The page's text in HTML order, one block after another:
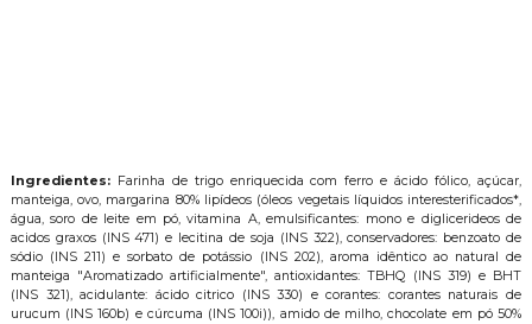
Ingredientes:Farinha de trigo enriquecida com ferro e ácido fólico, açúcar,
manteiga, ovo, margarina 80% lipídeos (óleos vegetais líquidos interesterificados*,
gua, soro de leite em pó, vitamina A, emulsificantes: mono e diglicerideos de
acidos graxos (INS 471) e lecitina de soja (INS 322), conservadores: benzoato de
sódio (INS 211) e sorbato de potássio (INS 202), aroma idêntico ao natural de
manteiga "Aromatizado artificialmente", antioxidantes: TBHQ (INS 319) e BHT
(INS 321), acidulante: ácido citrico (INS 330) e corantes: corantes naturais de
urucum (INS 160b) e cúrcuma (INS 100i)), amido de milho, chocolate em pó 50%